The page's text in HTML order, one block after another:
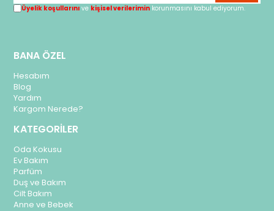
Üyelik koşullarını ve kişisel verilerimin korunmasını kabul ediyorum.
BANA ÖZEL
Hesabım
Blog
Yardım
Kargom Nerede?
KATEGORİLER
Oda Kokusu
Ev Bakım
Parfüm
Duş ve Bakım
Cilt Bakım
Anne ve Bebek